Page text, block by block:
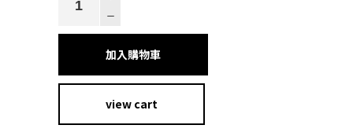
LOGO
彎
老
加入購物車
view cart